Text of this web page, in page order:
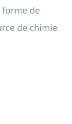
de
de chimie